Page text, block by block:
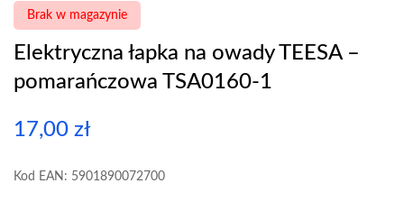
Brak w magazynie
Elektryczna łapka na owady TEESA –
pomarańczowa TSA0160-1
17,00 zł
Kod EAN: 5901890072700